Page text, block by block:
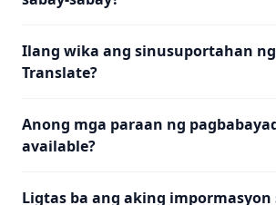
Ilang wika ang sinusuportahan
Translate?
Anong mga paraan ng
available?
Ligtas ba ang aking impormasyon